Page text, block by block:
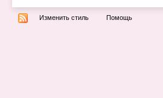
Изменить стиль Помощь